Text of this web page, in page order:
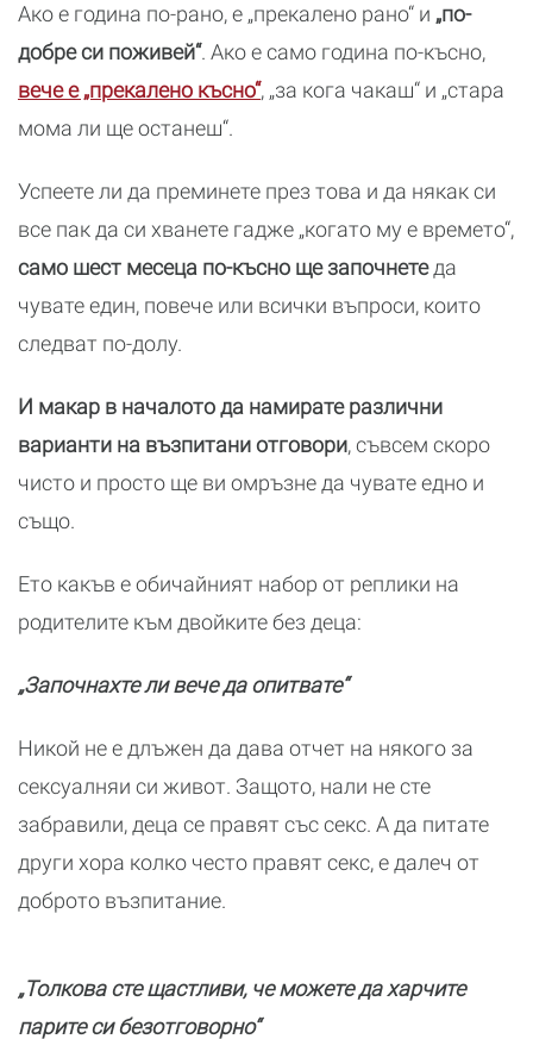
Ако е година по-рано, е „прекалено рано“ и „по-
добре си поживей“. Ако е само година по-късно,
вече е „прекалено късно“, „за кога чакаш“ и „стара
мома ли ще останеш“.
Успеете ли да преминете през това и да някак си
все пак да си хванете гадже „когато му е времето“,
само шест месеца по-късно ще започнетеда
чувате един, повече или всички въпроси, които
следват по-долу.
И макар в началото да намирате различни
варианти на възпитани отговори, съвсем скоро
чисто и просто ще ви омръзне да чувате едно и
също.
Ето какъв е обичайният набор от реплики на
родителите към двойките без деца:
„Започнахте ли вече да опитвате“
Никой не е длъжен да дава отчет на някого за
сексуалняи си живот. Защото, нали не сте
забравили, деца се правят със секс. А да питате
други хора колко често правят секс, е далеч от
доброто възпитание.
„Толкова сте щастливи, че можете да харчите
парите си безотговорно“